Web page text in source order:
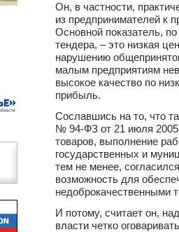
Он, в частности,
из предпринимателей к
Основной показатель,
тендера, – это низкая
нарушению
малым предприятиям
высокое качество по
прибыль.
Сославшись на то, что
№ 94-ФЗ от 21 июля 2005
товаров, выполнение
государственных и
тем не менее,
возможность для
недоброкачественными
И потому, считает он,
власти четко